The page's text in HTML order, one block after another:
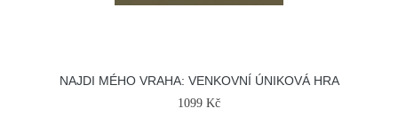
NAJDI MÉHO VRAHA: VENKOVNÍ ÚNIKOVÁ HRA
1099 Kč